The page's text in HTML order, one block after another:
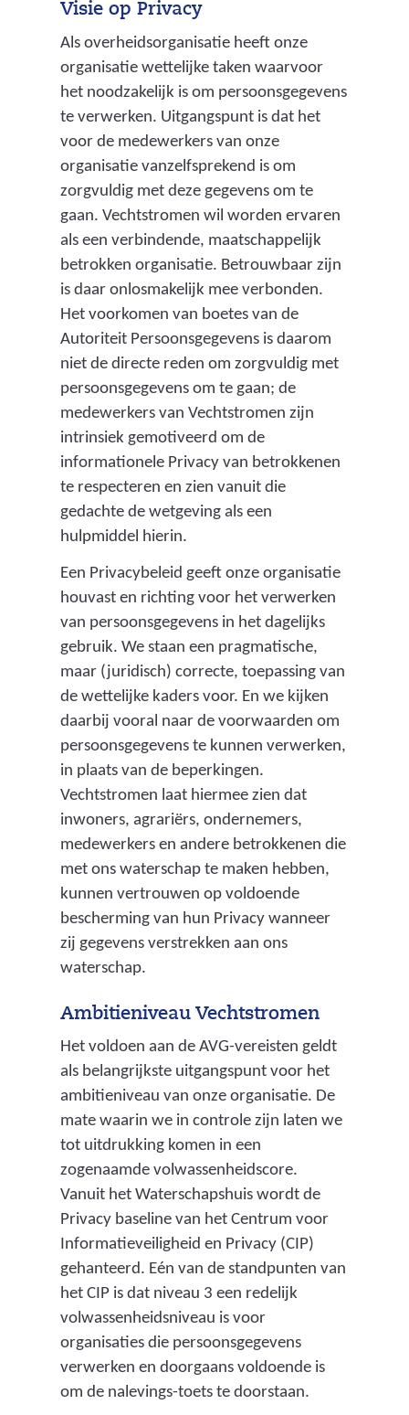
Visie op Privacy
Als overheidsorganisatie heeft onze
organisatie wettelijke taken waarvoor
het noodzakelijk is om persoonsgegevens
te verwerken. Uitgangspunt is dat het
voor de medewerkers van onze
organisatie vanzelfsprekend is om
zorgvuldig met deze gegevens om te
gaan. Vechtstromen wil worden ervaren
als een verbindende, maatschappelijk
betrokken organisatie. Betrouwbaar zijn
is daar onlosmakelijk mee verbonden.
Het voorkomen van boetes van de
Autoriteit Persoonsgegevens is daarom
niet de directe reden om zorgvuldig met
persoonsgegevens om te gaan; de
medewerkers van Vechtstromen zijn
intrinsiek gemotiveerd om de
informationele Privacy van betrokkenen
te respecteren en zien vanuit die
gedachte de wetgeving als een
hulpmiddel hierin.
Een Privacybeleid geeft onze organisatie
houvast en richting voor het verwerken
van persoonsgegevens in het dagelijks
gebruik. We staan een pragmatische,
maar (juridisch) correcte, toepassing van
de wettelijke kaders voor. En we kijken
daarbij vooral naar de voorwaarden om
persoonsgegevens te kunnen verwerken,
in plaats van de beperkingen.
Vechtstromen laat hiermee zien dat
inwoners, agrariërs, ondernemers,
medewerkers en andere betrokkenen die
met ons waterschap te maken hebben,
kunnen vertrouwen op voldoende
bescherming van hun Privacy wanneer
zij gegevens verstrekken aan ons
waterschap.
Ambitieniveau Vechtstromen
Het voldoen aan de AVG-vereisten geldt
als belangrijkste uitgangspunt voor het
ambitieniveau van onze organisatie. De
mate waarin we in controle zijn laten we
tot uitdrukking komen in een
zogenaamde volwassenheidscore.
Vanuit het Waterschapshuis wordt de
Privacy baseline van het Centrum voor
Informatieveiligheid en Privacy (CIP)
gehanteerd. Eén van de standpunten van
het CIP is dat niveau 3 een redelijk
volwassenheidsniveau is voor
organisaties die persoonsgegevens
verwerken en doorgaans voldoende is
om de nalevings-toets te doorstaan.